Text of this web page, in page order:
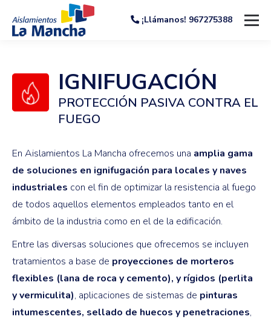
¡Llámanos! 967275388
IGNIFUGACIÓN
PROTECCIÓN PASIVA CONTRA EL
FUEGO
En Aislamientos La Mancha ofrecemos una amplia gama
de soluciones en ignifugación para locales y naves
industriales con el fin de optimizar la resistencia al fuego
de todos aquellos elementos empleados tanto en el
ámbito de la industria como en el de la edificación.
Entre las diversas soluciones que ofrecemos se incluyen
tratamientos a base de proyecciones de morteros
flexibles (lana de roca y cemento), y rígidos (perlita
y vermiculita), aplicaciones de sistemas de pinturas
intumescentes, sellado de huecos y penetraciones,